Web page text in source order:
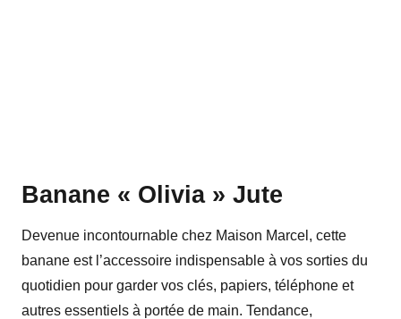
Banane « Olivia » Jute
Devenue incontournable chez Maison Marcel, cette
banane est l’accessoire indispensable à vos sorties du
quotidien pour garder vos clés, papiers, téléphone et
autres essentiels à portée de main. Tendance,